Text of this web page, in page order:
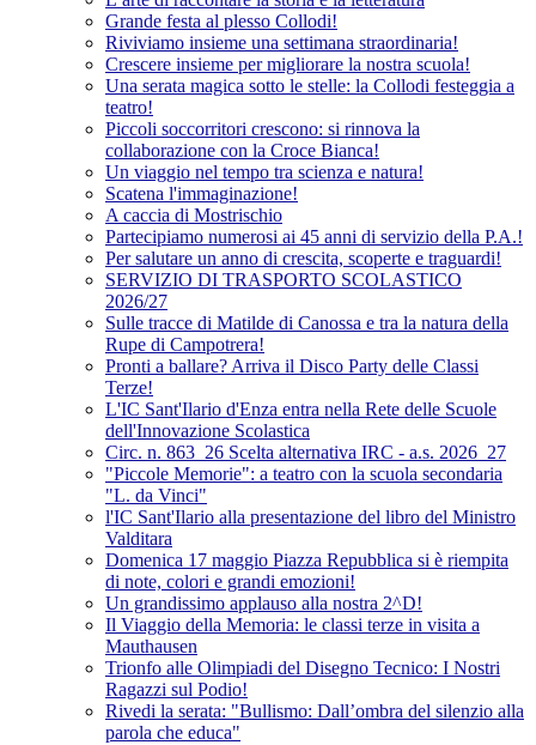
Grande festa al plesso Collodi!
Riviviamo insieme una settimana straordinaria!
Crescere insieme per migliorare la nostra scuola!
Una serata magica sotto le stelle: la Collodi festeggia a
teatro!
Piccoli soccorritori crescono: si rinnova la
collaborazione con la Croce Bianca!
Un viaggio nel tempo tra scienza e natura!
Scatena l'immaginazione!
A caccia di Mostrischio
Partecipiamo numerosi ai 45 anni di servizio della P.A.!
Per salutare un anno di crescita, scoperte e traguardi!
SERVIZIO DI TRASPORTO SCOLASTICO
2026/27
Sulle tracce di Matilde di Canossa e tra la natura della
Rupe di Campotrera!
Pronti a ballare? Arriva il Disco Party delle Classi
Terze!
L'IC Sant'Ilario d'Enza entra nella Rete delle Scuole
dell'Innovazione Scolastica
Circ. n. 863_26 Scelta alternativa IRC - a.s. 2026_27
"Piccole Memorie": a teatro con la scuola secondaria
"L. da Vinci"
l'IC Sant'Ilario alla presentazione del libro del Ministro
Valditara
Domenica 17 maggio Piazza Repubblica si è riempita
di note, colori e grandi emozioni!
Un grandissimo applauso alla nostra 2^D!
Il Viaggio della Memoria: le classi terze in visita a
Mauthausen
Trionfo alle Olimpiadi del Disegno Tecnico: I Nostri
Ragazzi sul Podio!
Rivedi la serata: "Bullismo: Dall’ombra del silenzio alla
parola che educa"